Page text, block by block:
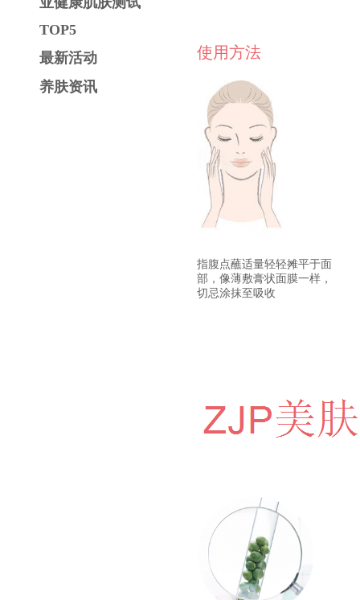
TOP5
最新活动
养肤资讯
使用方法
指腹点蘸适量轻轻摊平于面
部，像薄敷膏状面膜一样，
切忌涂抹至吸收